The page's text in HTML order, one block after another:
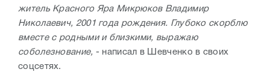
житель Красного Яра Микрюков Владимир
Николаевич, 2001 года рождения. Глубоко скорблю
вместе с родными и близкими, выражаю
соболезнование, - написал в Шевченко в своих
соцсетях.